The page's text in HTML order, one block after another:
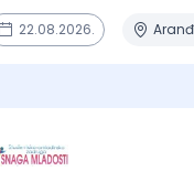
22.08.2026.